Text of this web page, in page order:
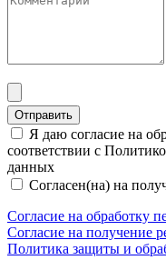
Отправить
Я даю согласие на
соответствии с
данных
Согласен(на) на
Согласие на обработку
Согласие на получение
Политика защиты и